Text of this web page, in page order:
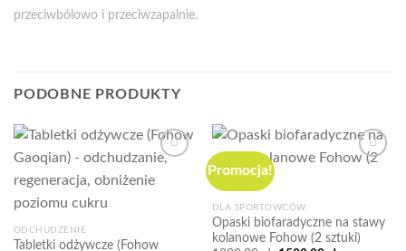
przeciwbólowo i przeciwzapalnie.
PODOBNE PRODUKTY
wishlist
ODCHUDZENIE
Tabletki odżywcze (Fohow
Promocja!
DLA SPORTOWCÓW
Opaski biofaradyczne na stawy
kolanowe Fohow (2 sztuki)